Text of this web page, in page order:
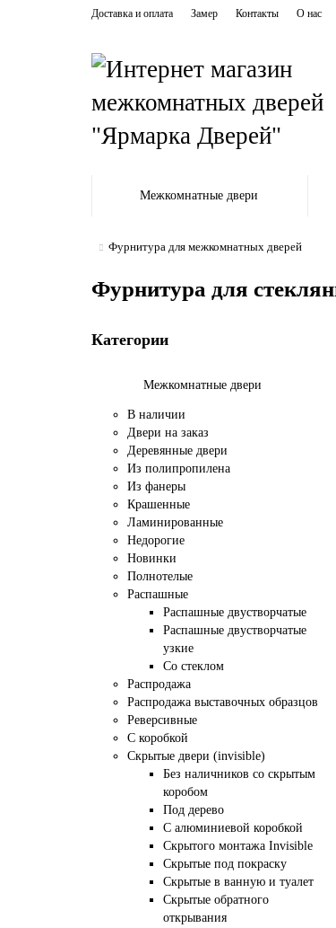
Доставка и оплата Замер Контакты О нас
Межкомнатные двери
Фурнитура для межкомнатных дверей
Фурнитура для
Категории
Межкомнатные двери
В наличии
Двери на заказ
Деревянные двери
Из полипропилена
Из фанеры
Крашенные
Ламинированные
Недорогие
Новинки
Полнотелые
Распашные
Распашные двустворчатые
Распашные двустворчатые
узкие
Со стеклом
Распродажа
Распродажа выставочных образцов
Реверсивные
С коробкой
Скрытые двери (invisible)
Без наличников со скрытым
коробом
Под дерево
С алюминиевой коробкой
Скрытого монтажа Invisible
Скрытые под покраску
Скрытые в ванную и туалет
Скрытые обратного
открывания